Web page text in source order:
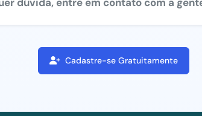
Cadastre-se Gratuitamente